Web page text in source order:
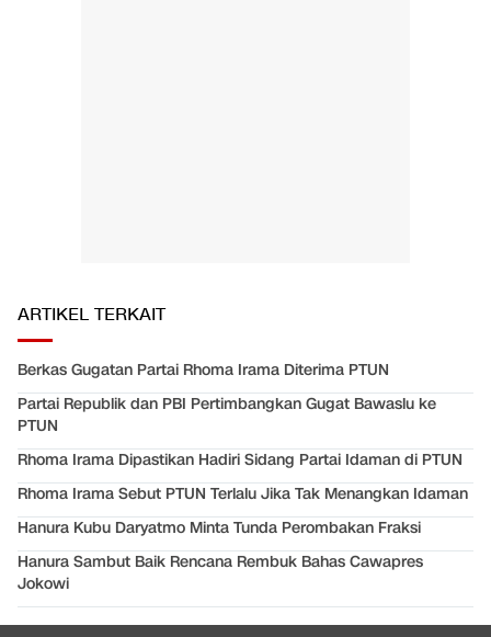
ARTIKEL TERKAIT
Berkas Gugatan Partai Rhoma Irama Diterima PTUN
Partai Republik dan PBI Pertimbangkan Gugat Bawaslu ke
PTUN
Rhoma Irama Dipastikan Hadiri Sidang Partai Idaman di PTUN
Rhoma Irama Sebut PTUN Terlalu Jika Tak Menangkan Idaman
Hanura Kubu Daryatmo Minta Tunda Perombakan Fraksi
Hanura Sambut Baik Rencana Rembuk Bahas Cawapres
Jokowi